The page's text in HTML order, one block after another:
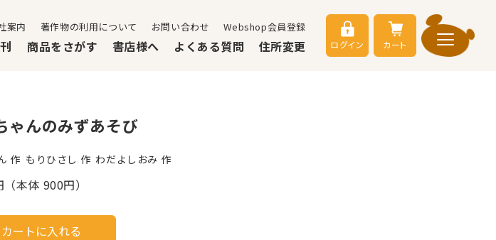
案内 著作物の利用について お問い合わせ Webshop会員登録
商品をさがす 書店様へ よくある質問 住所変更 ログイン カート
ゃんのみずあそび
作 もりひさし 作 わだよしおみ 作
（本体 900円）
カートに入れる